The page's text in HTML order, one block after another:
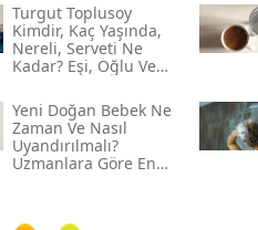
Turgut Toplusoy
Kimdir, Kaç Yaşında,
Nereli, Serveti Ne
Kadar? Eşi, Oğlu Ve
Yeni Doğan Bebek Ne
Zaman Ve Nasıl
Uyandırılmalı?
Uzmanlara Göre En